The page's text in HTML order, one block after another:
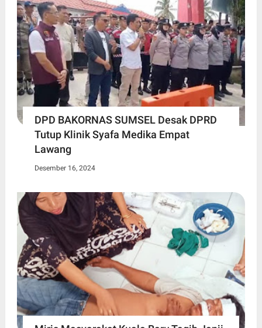
DPD BAKORNAS SUMSEL Desak DPRD
Tutup Klinik Syafa Medika Empat
Lawang
Desember 16, 2024